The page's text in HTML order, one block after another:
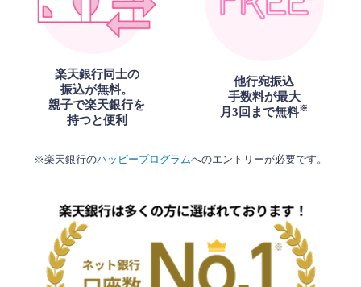
楽天銀行同士の
振込が無料。
親子で楽天銀行を
持つと便利
他行宛振込
手数料が最大
月3回まで無料※
※楽天銀行のハッピープログラムへのエントリーが必要です。